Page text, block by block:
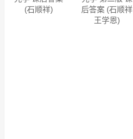
(石顺祥)
后答案 (石顺祥
王学恩)